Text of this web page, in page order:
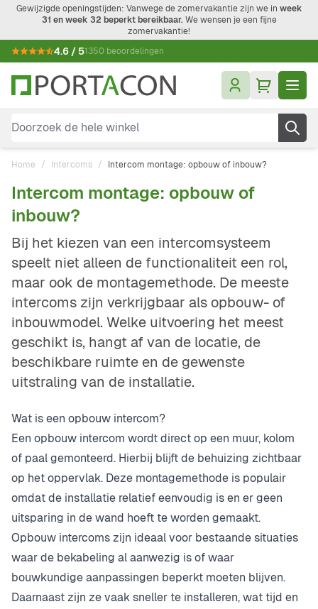
Ga naar de inhoud
Gewijzigde openingstijden: Vanwege de zomervakantie zijn we in week
31 en week 32 beperkt bereikbaar.We wensen je een fijne
zomervakantie!
4.6 / 51350 beoordelingen
Doorzoek de hele winkel
Home / Intercoms / Intercom montage: opbouw of inbouw?
Intercom montage: opbouw of
inbouw?
Bij het kiezen van een intercomsysteem
speelt niet alleen de functionaliteit een rol,
maar ook de montagemethode. De meeste
intercoms zijn verkrijgbaar als opbouw- of
inbouwmodel. Welke uitvoering het meest
geschikt is, hangt af van de locatie, de
beschikbare ruimte en de gewenste
uitstraling van de installatie.
Wat is een opbouw intercom?
Een opbouw intercom wordt direct op een muur, kolom
of paal gemonteerd. Hierbij blijft de behuizing zichtbaar
op het oppervlak. Deze montagemethode is populair
omdat de installatie relatief eenvoudig is en er geen
uitsparing in de wand hoeft te worden gemaakt.
Opbouw intercoms zijn ideaal voor bestaande situaties
waar de bekabeling al aanwezig is of waar
bouwkundige aanpassingen beperkt moeten blijven.
Daarnaast zijn ze vaak sneller te installeren, wat tijd en